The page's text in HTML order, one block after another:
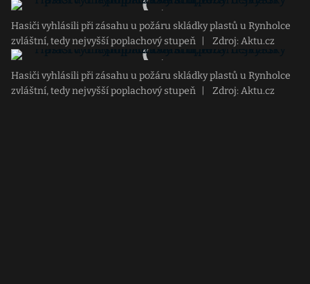
Hasiči vyhlásili při zásahu u požáru skládky plastů u Rynholce
zvláštní, tedy nejvyšší poplachový stupeň
Zdroj: Aktu.cz
Hasiči vyhlásili při zásahu u požáru skládky plastů u Rynholce
zvláštní, tedy nejvyšší poplachový stupeň
Zdroj: Aktu.cz